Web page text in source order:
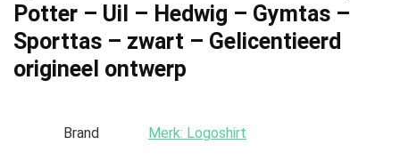
Potter – Uil – Hedwig – Gymtas –
Sporttas – zwart – Gelicentieerd
origineel ontwerp
Brand Merk: Logoshirt